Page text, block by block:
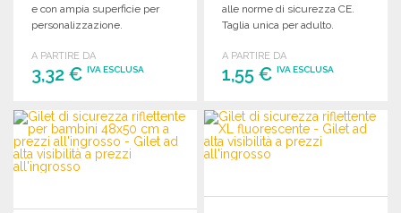
e con ampia superficie per
personalizzazione.
A PARTIRE DA
3,32 € IVA ESCLUSA
ORDINARE
Richiedi un preventivo
alle norme di sicurezza CE.
Taglia unica per adulto.
A PARTIRE DA
1,55 €IVA ESCLUSA
ORDINARE
Richiedi un preventivo